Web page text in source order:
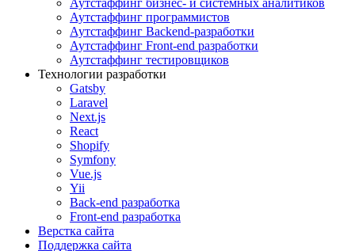
Аутстаффинг бизнес- и системных аналитиков
Аутстаффинг программистов
Аутстаффинг Backend-разработки
Аутстаффинг Front-end разработки
Аутстаффинг тестировщиков
Технологии разработки
Gatsby
Laravel
Next.js
React
Shopify
Symfony
Vue.js
Yii
Back-end разработка
Front-end разработка
Верстка сайта
Поддержка сайта